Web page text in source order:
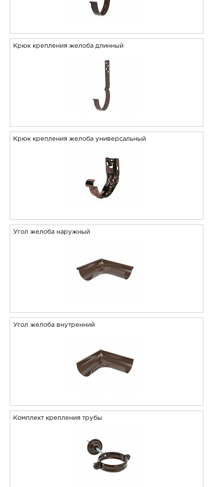
Крюк крепления желоба длинный
Крюк крепления желоба универсальный
Угол желоба наружный
Угол желоба внутренний
Комплект крепления трубы